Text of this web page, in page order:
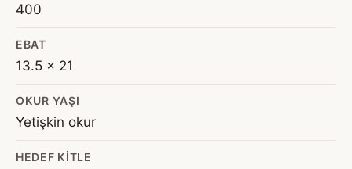
400
EBAT
13.5 x 21
OKUR YAŞI
Yetişkin okur
HEDEF KITLE